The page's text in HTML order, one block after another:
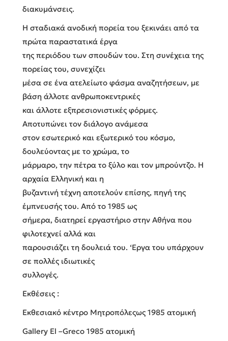
διακυμάνσεις.
Η σταδιακά ανοδική πορεία του ξεκινάει από τα
πρώτα παραστατικά έργα
της περιόδου των σπουδών του. Στη συνέχεια της
πορείας του, συνεχίζει
μέσα σε ένα ατελείωτο φάσμα αναζητήσεων, με
βάση άλλοτε ανθρωποκεντρικές
και άλλοτε εξπρεσιονιστικές φόρμες.
Αποτυπώνει τον διάλογο ανάμεσα
στον εσωτερικό και εξωτερικό του κόσμο,
δουλεύοντας με το χρώμα, το
μάρμαρο, την πέτρα το ξύλο και τον μπρούντζο. Η
αρχαία Ελληνική και η
βυζαντινή τέχνη αποτελούν επίσης, πηγή της
έμπνευσής του. Από το 1985 ως
σήμερα, διατηρεί εργαστήριο στην Αθήνα που
φιλοτεχνεί αλλά και
παρουσιάζει τη δουλειά του. ‘Εργα του υπάρχουν
σε πολλές ιδιωτικές
συλλογές.
Εκθέσεις :
Eκθεσιακό κέντρο Μητροπόλεςως 1985 ατομική
Gallery El –Greco 1985 ατομική